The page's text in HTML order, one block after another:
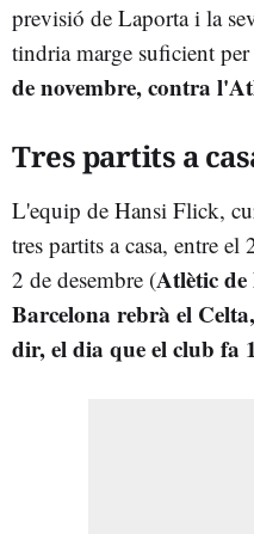
previsió de Laporta i la
tindria marge suficient
de novembre, contra
Tres partits a
L'equip de Hansi Flick,
tres partits a casa, entre
2 de desembre (Atlètic
Barcelona rebrà el
dir, el dia que el club fa